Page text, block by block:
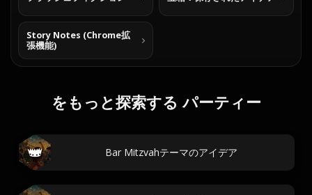
Story Notes (Chrome拡
張機能)
をもっと探索する パーティー
Bar Mitzvahテーマのアイデア